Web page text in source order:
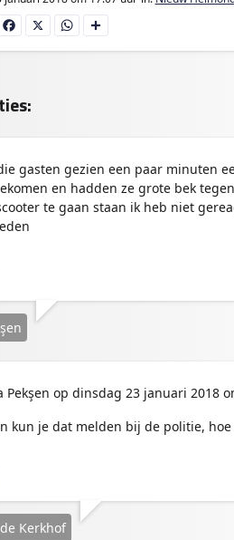
Fa
ce
X
W
ha
D
e
gasten gezien een paar minuten
en hadden ze grote bek
te gaan staan ik heb niet
Pekşen op dinsdag 23 januari 2018
kun je dat melden bij de politie,
Kerkhof